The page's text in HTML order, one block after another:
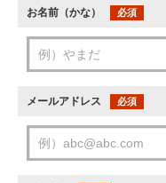
お名前（かな） 必須
メールアドレス 必須